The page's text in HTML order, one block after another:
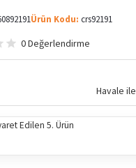
Ürün Kodu: crs92191
0 Değerlendirme
Havale ile